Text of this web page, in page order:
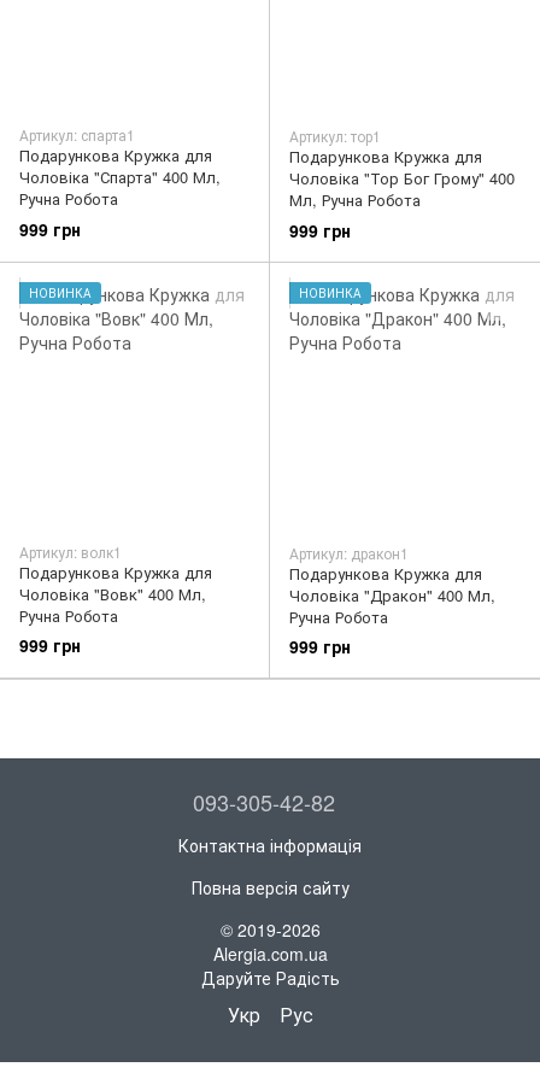
Артикул: спарта1
Подарункова Кружка для
Чоловіка "Спарта" 400 Мл,
Ручна Робота
999 грн
Артикул: тор1
Подарункова Кружка для
Чоловіка "Тор Бог Грому" 400
Мл, Ручна Робота
999 грн
НОВИНКА
Артикул: волк1
Подарункова Кружка для
Чоловіка "Вовк" 400 Мл,
Ручна Робота
999 грн
НОВИНКА
Артикул: дракон1
Подарункова Кружка для
Чоловіка "Дракон" 400 Мл,
Ручна Робота
999 грн
093-305-42-82
Контактна інформація
Повна версія сайту
© 2019-2026
Alergia.com.ua
Даруйте Радість
Укр Рус